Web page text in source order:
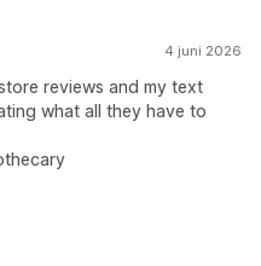
4 juni 2026
reviews and my text
what all they have to